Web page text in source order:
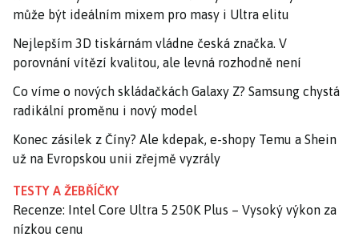
může být ideálním mixem pro masy i Ultra elitu
Nejlepším 3D tiskárnám vládne česká značka. V
porovnání vítězí kvalitou, ale levná rozhodně není
Co víme o nových skládačkách Galaxy Z? Samsung chystá
radikální proměnu i nový model
Konec zásilek z Číny? Ale kdepak, e-shopy Temu a Shein
už na Evropskou unii zřejmě vyzrály
TESTY A ŽEBŘÍČKY
Recenze: Intel Core Ultra 5 250K Plus – Vysoký výkon za
nízkou cenu